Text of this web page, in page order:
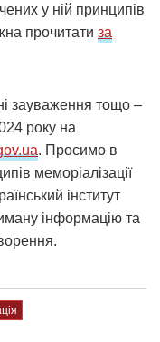
у ній принципів
прочитати за
зауваження тощо –
року на
. Просимо в
меморіалізації
інститут
інформацію та